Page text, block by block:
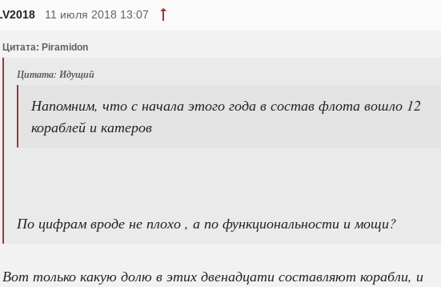
11 июля 2018 13:07
Цитата: Piramidon
Цитата: Идущий
Напомним, что с начала этого года в состав флота вошло 12
кораблей и катеров
По цифрам вроде не плохо , а по функциональности и мощи?
Вот только какую долю в этих двенадцати составляют корабли, и